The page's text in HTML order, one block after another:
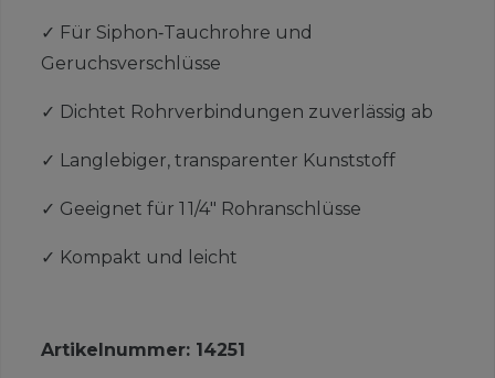
✓ Für Siphon‑Tauchrohre und
Geruchsverschlüsse
✓ Dichtet Rohrverbindungen zuverlässig ab
✓ Langlebiger, transparenter Kunststoff
✓ Geeignet für 1 1/4" Rohranschlüsse
✓ Kompakt und leicht
Artikelnummer: 14251